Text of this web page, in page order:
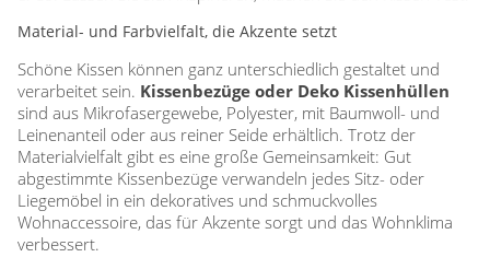
Material- und Farbvielfalt, die Akzente setzt
Schöne Kissen können ganz unterschiedlich gestaltet und
verarbeitet sein. Kissenbezüge oder Deko Kissenhüllen
sind aus Mikrofasergewebe, Polyester, mit Baumwoll- und
Leinenanteil oder aus reiner Seide erhältlich. Trotz der
Materialvielfalt gibt es eine große Gemeinsamkeit: Gut
abgestimmte Kissenbezüge verwandeln jedes Sitz- oder
Liegemöbel in ein dekoratives und schmuckvolles
Wohnaccessoire, das für Akzente sorgt und das Wohnklima
verbessert.